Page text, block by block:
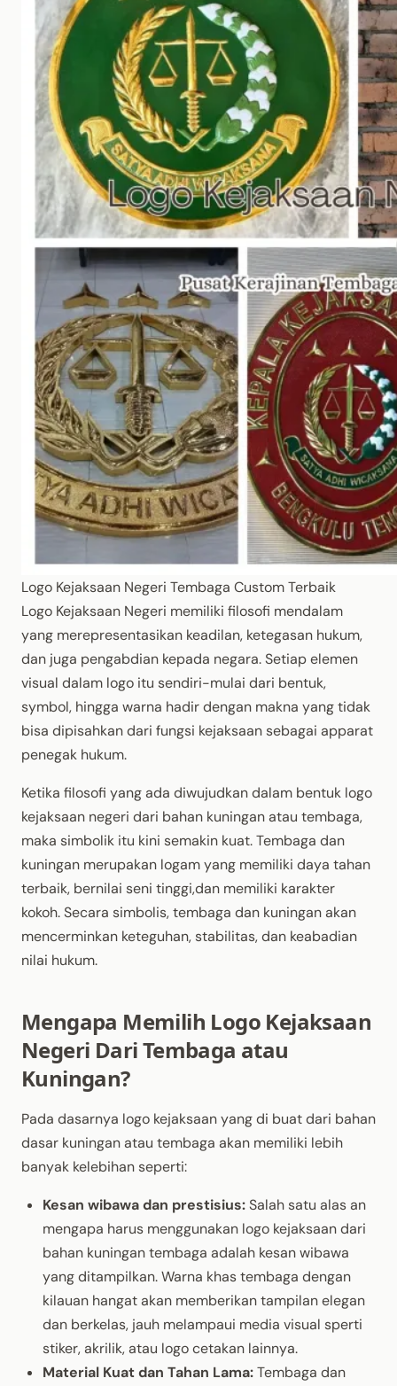
Logo Kejaksaan Negeri Tembaga Custom Terbaik
Logo Kejaksaan Negeri memiliki filosofi mendalam
yang merepresentasikan keadilan, ketegasan hukum,
dan juga pengabdian kepada negara. Setiap elemen
visual dalam logo itu sendiri-mulai dari bentuk,
symbol, hingga warna hadir dengan makna yang tidak
bisa dipisahkan dari fungsi kejaksaan sebagai apparat
penegak hukum.
Ketika filosofi yang ada diwujudkan dalam bentuk logo
kejaksaan negeri dari bahan kuningan atau tembaga,
maka simbolik itu kini semakin kuat. Tembaga dan
kuningan merupakan logam yang memiliki daya tahan
terbaik, bernilai seni tinggi,dan memiliki karakter
kokoh. Secara simbolis, tembaga dan kuningan akan
mencerminkan keteguhan, stabilitas, dan keabadian
nilai hukum.
Mengapa Memilih Logo Kejaksaan
Negeri Dari Tembaga atau
Kuningan?
Pada dasarnya logo kejaksaan yang di buat dari bahan
dasar kuningan atau tembaga akan memiliki lebih
banyak kelebihan seperti:
Kesan wibawa dan prestisius:Salah satu alas an
mengapa harus menggunakan logo kejaksaan dari
bahan kuningan tembaga adalah kesan wibawa
yang ditampilkan. Warna khas tembaga dengan
kilauan hangat akan memberikan tampilan elegan
dan berkelas, jauh melampaui media visual sperti
stiker, akrilik, atau logo cetakan lainnya.
Material Kuat dan Tahan Lama:Tembaga dan